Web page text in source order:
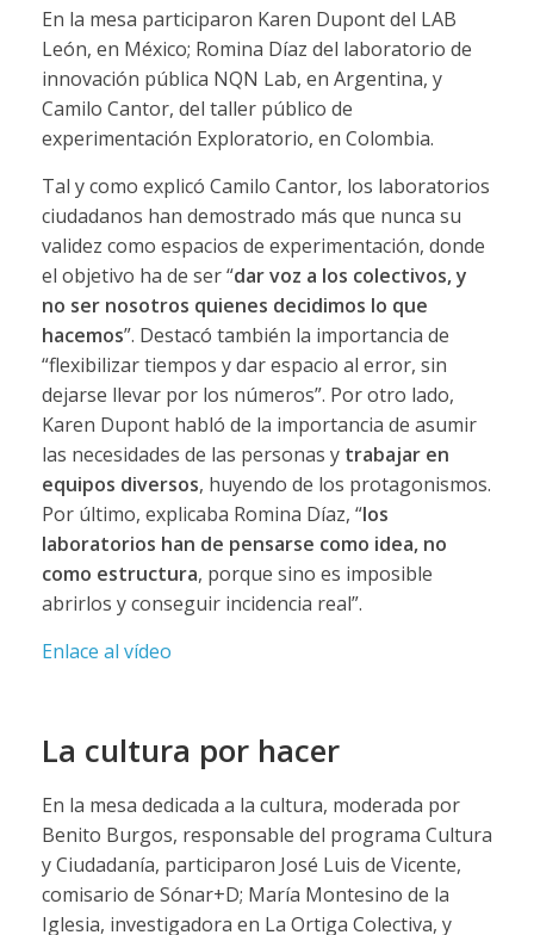
En la mesa participaron Karen Dupont del LAB
León, en México; Romina Díaz del laboratorio de
innovación pública NQN Lab, en Argentina, y
Camilo Cantor, del taller público de
experimentación Exploratorio, en Colombia.
Tal y como explicó Camilo Cantor, los laboratorios
ciudadanos han demostrado más que nunca su
validez como espacios de experimentación, donde
el objetivo ha de ser “dar voz a los colectivos, y
no ser nosotros quienes decidimos lo que
hacemos”. Destacó también la importancia de
“flexibilizar tiempos y dar espacio al error, sin
dejarse llevar por los números”. Por otro lado,
Karen Dupont habló de la importancia de asumir
las necesidades de las personas y trabajar en
equipos diversos, huyendo de los protagonismos.
Por último, explicaba Romina Díaz, “los
laboratorios han de pensarse como idea, no
como estructura, porque sino es imposible
abrirlos y conseguir incidencia real”.
Enlace al vídeo
La cultura por hacer
En la mesa dedicada a la cultura, moderada por
Benito Burgos, responsable del programa Cultura
y Ciudadanía, participaron José Luis de Vicente,
comisario de Sónar+D; María Montesino de la
Iglesia, investigadora en La Ortiga Colectiva, y